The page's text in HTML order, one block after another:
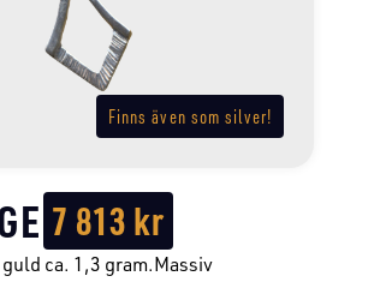
Finns även som silver!
7 813kr
ca. 1,3 gram.Massiv